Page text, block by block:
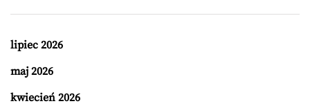
lipiec 2026
maj 2026
kwiecień 2026